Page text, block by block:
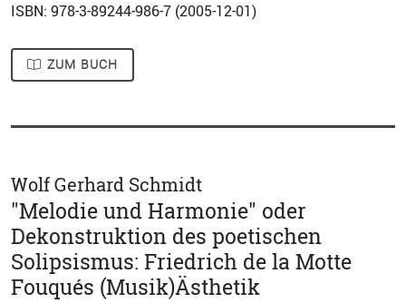
ISBN: 978-3-89244-986-7 (2005-12-01)
ZUM BUCH
Wolf Gerhard Schmidt
"Melodie und Harmonie" oder
Dekonstruktion des poetischen
Solipsismus: Friedrich de la Motte
Fouqués (Musik)Ästhetik